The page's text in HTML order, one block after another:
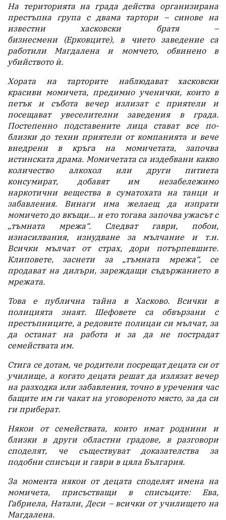
На територията на града действа организирана
престъпна група с двама тартори – синове на
известни хасковски братя –
бизнесмени (Ерковците), в чието заведение са
работили Магдалена и момчето, обвинено в
убийството ѝ.
Хората на тарторите наблюдават хасковски
красиви момичета, предимно ученички, които в
петък и събота вечер излизат с приятели и
посещават увеселителни заведения в града.
Постепенно подставените лица стават все по-
близки до техни приятели от компанията и вече
внедрени в кръга на момичетата, започва
истинската драма. Момичетата са издебвани какво
количество алкохол или други питиета
консумират, добавят им незабележимо
наркотични вещества в суматохата на танци и
забавления. Винаги има желаещ да изпрати
момичето до вкъщи… и ето тогава започва ужасът с
„тъмната мрежа“. Следват гаври, побои,
изнасилвания, изнудване за мълчание и т.н.
Всички мълчат от страх, дори потърпевшите.
Клиповете, заснети за „тъмната мрежа“, се
продават на дилъри, зареждащи съдържанието в
мрежата.
Това е публична тайна в Хасково. Всички в
полицията знаят. Шефовете са обвързани с
престъпниците, а редовите полицаи си мълчат, за
да останат на работа и за да не пострадат
семействата им.
Стига се дотам, че родители посрещат децата си от
училище, а когато децата решат да излязат вечер
на разходка или забавления, точно в уречения час
бащите им ги чакат на уговореното място, за да си
ги приберат.
Някои от семействата, които имат роднини и
близки в други областни градове, в разговори
споделят, че съществуват доказателства за
подобни списъци и гаври в цяла България.
За момента някои от децата споделят имена на
момичета, присъстващи в списъците: Ева,
Габриела, Натали, Деси – всички от училището на
Магдалена.